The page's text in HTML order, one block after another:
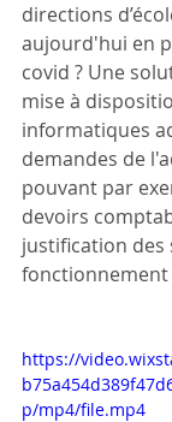
directions
aujourd'hui en
covid ? Une
mise à
informatiques
demandes de
pouvant par
devoirs
justification des
fonctionnement
https://
p/mp4/file.mp4